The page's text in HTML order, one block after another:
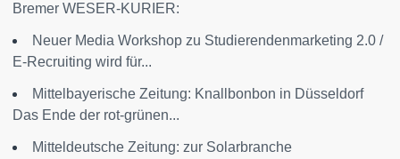
Bremer WESER-KURIER:
Neuer Media Workshop zu Studierendenmarketing 2.0 /
E-Recruiting wird für...
Mittelbayerische Zeitung: Knallbonbon in Düsseldorf
Das Ende der rot-grünen...
Mitteldeutsche Zeitung: zur Solarbranche